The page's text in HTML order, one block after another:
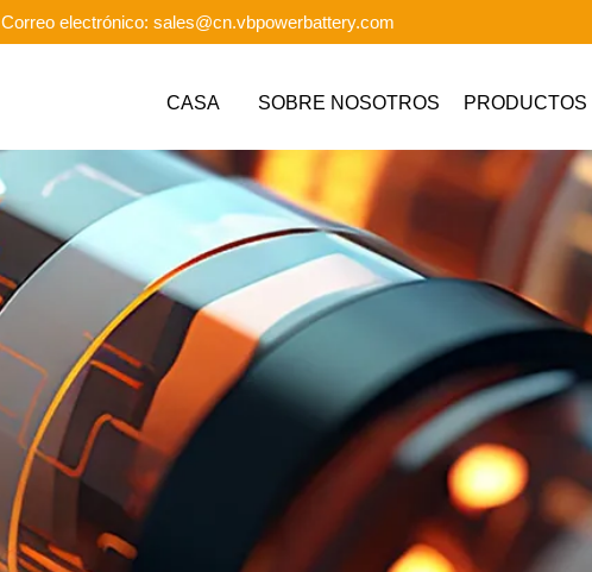
Correo electrónico: sales@cn.vbpowerbattery.com
CASA SOBRE NOSOTROS PRODUCTOS